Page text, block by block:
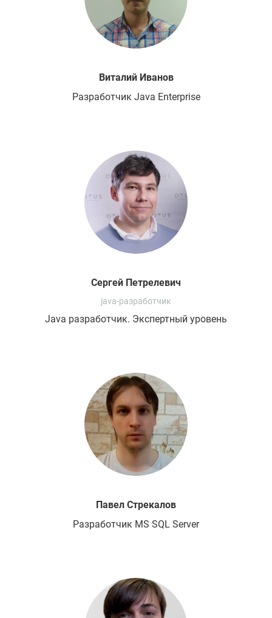
Виталий Иванов
Разработчик Java Enterprise
Сергей Петрелевич
java-разработчик
Java разработчик. Экспертный уровень
Павел Стрекалов
Разработчик MS SQL Server